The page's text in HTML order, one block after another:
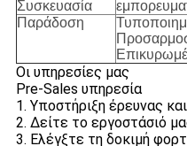
Συσκευασία
Παράδοση
Οι υπηρεσίες μας
Pre-Sales υπηρεσία
1. Υποστήριξη έρευνας
2. Δείτε το εργοστάσιό
3. Ελέγξτε τη δοκιμή